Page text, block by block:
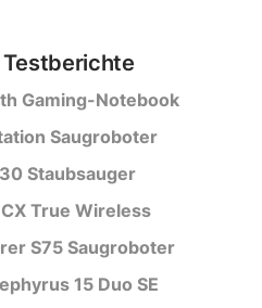
Gaming-Notebook
Saugroboter
Staubsauger
True Wireless
S75 Saugroboter
15 Duo SE